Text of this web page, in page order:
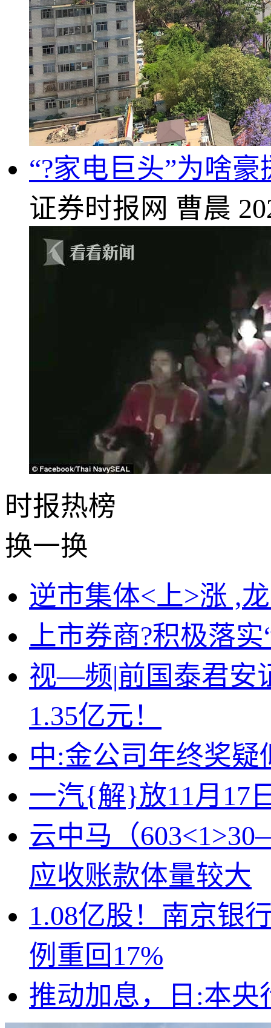
“?家电巨头”为啥
证券时报网 曹晨
时报热榜
换一换
逆市集体<上>涨 ,
上市券商?积极落
视—频|前国泰君安
1.35亿元！
中:金公司年终奖疑
一汽{解}放11月17
云中马（
应收账款体量较大
1.08亿股！南京银
例重回17%
推动加息，日:本央